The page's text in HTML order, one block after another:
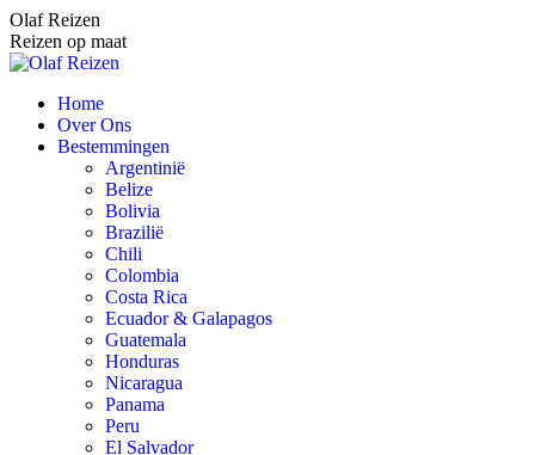
Spring
naar
content
Olaf Reizen
Reizen op maat
Home
Over Ons
Bestemmingen
Argentinië
Belize
Bolivia
Brazilië
Chili
Colombia
Costa Rica
Ecuador & Galapagos
Guatemala
Honduras
Nicaragua
Panama
Peru
El Salvador